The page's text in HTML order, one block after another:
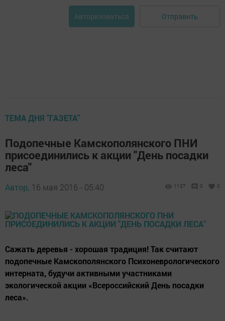
Авторизоваться Отправить
ТЕМА ДНЯ "ГАЗЕТА"
Подопечные Камскополянского ПНИ
присоединились к акции "День посадки
леса"
Автор, 16 мая 2016 - 05:40 1137 0 0
Сажать деревья - хорошая традиция! Так считают
подопечные Камскополянского Психоневрологического
интерната, будучи активными участниками
экологической акции «Всероссийский День посадки
леса».